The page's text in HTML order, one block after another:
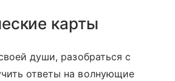
карты
души, разобраться с
ответы на волнующие